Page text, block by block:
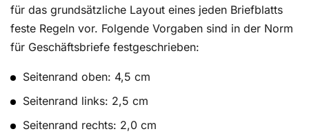
für das grundsätzliche Layout eines jeden Briefblatts
feste Regeln vor. Folgende Vorgaben sind in der Norm
für Geschäftsbriefe festgeschrieben:
Seitenrand oben: 4,5 cm
Seitenrand links: 2,5 cm
Seitenrand rechts: 2,0 cm